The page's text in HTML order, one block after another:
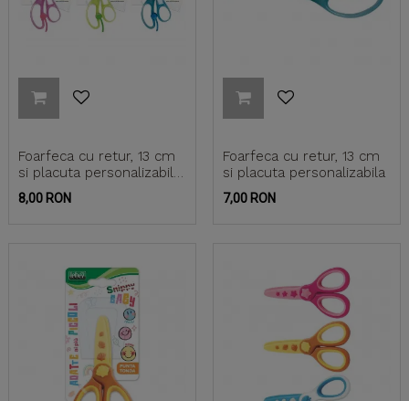
Foarfeca cu retur, 13 cm
si placuta personalizabila
(blister)
Pret
8,00 RON
Foarfeca cu retur, 13 cm
si placuta personalizabila
Pret
7,00 RON